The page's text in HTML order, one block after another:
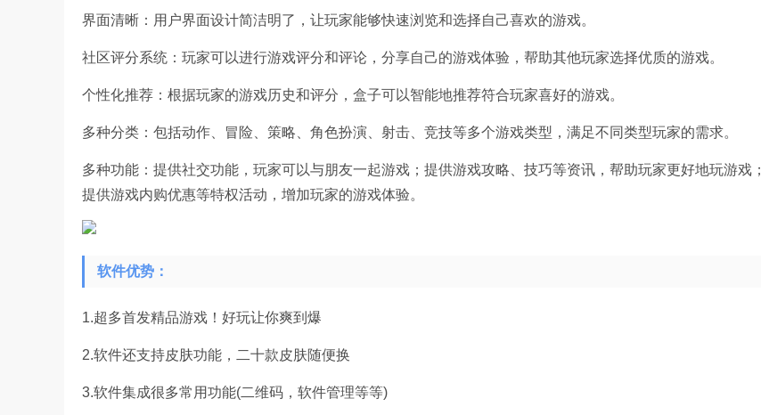
界面清晰：用户界面设计简洁明了，让玩家能够快速浏览和选择自己喜欢的游戏。
社区评分系统：玩家可以进行游戏评分和评论，分享自己的游戏体验，帮助其他玩家选择优质的游戏。
个性化推荐：根据玩家的游戏历史和评分，盒子可以智能地推荐符合玩家喜好的游戏。
多种分类：包括动作、冒险、策略、角色扮演、射击、竞技等多个游戏类型，满足不同类型玩家的需求。
多种功能：提供社交功能，玩家可以与朋友一起游戏；提供游戏攻略、技巧等资讯，帮助玩家更好地玩游戏；
提供游戏内购优惠等特权活动，增加玩家的游戏体验。
软件优势：
1.超多首发精品游戏！好玩让你爽到爆
2.软件还支持皮肤功能，二十款皮肤随便换
3.软件集成很多常用功能(二维码，软件管理等等)